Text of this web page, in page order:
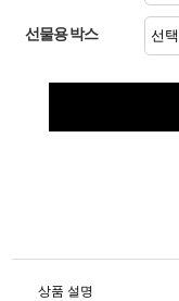
선물용 박스
상품 설명